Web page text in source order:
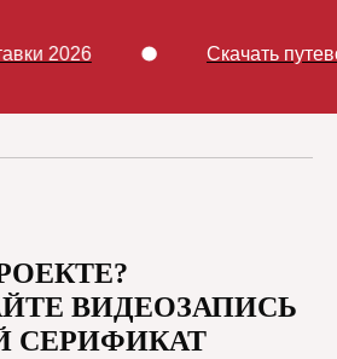
Скачать
ВИДЕОЗАПИСЬ
СЕРИФИКАТ